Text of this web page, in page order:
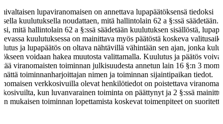
lupaviranomaisen on annettava lupapäätöksensä tiedoksi
kuulutuksella noudattaen, mitä hallintolain 62 a §:ssä säädetään.
mitä hallintolain 62 a §:ssä säädetään kuulutuksen sisällöstä,
kuulutuksessa on mainittava myös päätöstä koskeva
ja lupapäätös on oltava nähtävillä vähintään sen ajan, jonka
voidaan hakea muutosta valittamalla. Kuulutus ja päätös voivat
viranomaisten toiminnan julkisuudesta annetun lain 16 §:n 3
toiminnanharjoittajan nimen ja toiminnan sijaintipaikan tiedot.
verkkosivuilla olevat henkilötiedot on poistettava
kun luvanvarainen toiminta on päättynyt ja 2 §:ssä
mukaisen toiminnan lopettamista koskevat toimenpiteet on